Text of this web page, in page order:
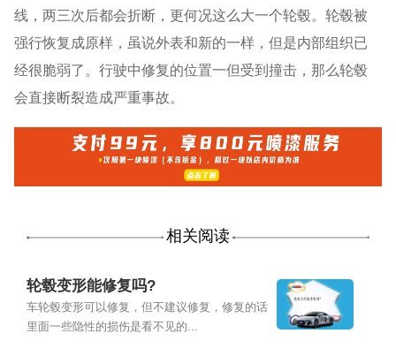
线，两三次后都会折断，更何况这么大一个轮毂。轮毂被
强行恢复成原样，虽说外表和新的一样，但是内部组织已
经很脆弱了。行驶中修复的位置一但受到撞击，那么轮毂
会直接断裂造成严重事故。
相关阅读
轮毂变形能修复吗?
车轮毂变形可以修复，但不建议修复，修复的话
里面一些隐性的损伤是看不见的...